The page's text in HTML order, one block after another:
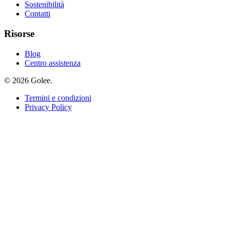
Sostenibilità
Contatti
Risorse
Blog
Centro assistenza
© 2026 Golee.
Termini e condizioni
Privacy Policy